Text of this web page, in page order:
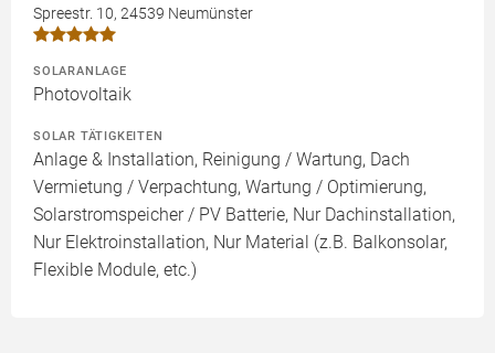
Spreestr. 10, 24539 Neumünster
SOLARANLAGE
Photovoltaik
SOLAR TÄTIGKEITEN
Anlage & Installation, Reinigung / Wartung, Dach
Vermietung / Verpachtung, Wartung / Optimierung,
Solarstromspeicher / PV Batterie, Nur Dachinstallation,
Nur Elektroinstallation, Nur Material (z.B. Balkonsolar,
Flexible Module, etc.)